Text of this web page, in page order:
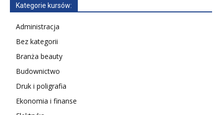
Kategorie kursów:
Administracja
Bez kategorii
Branża beauty
Budownictwo
Druk i poligrafia
Ekonomia i finanse